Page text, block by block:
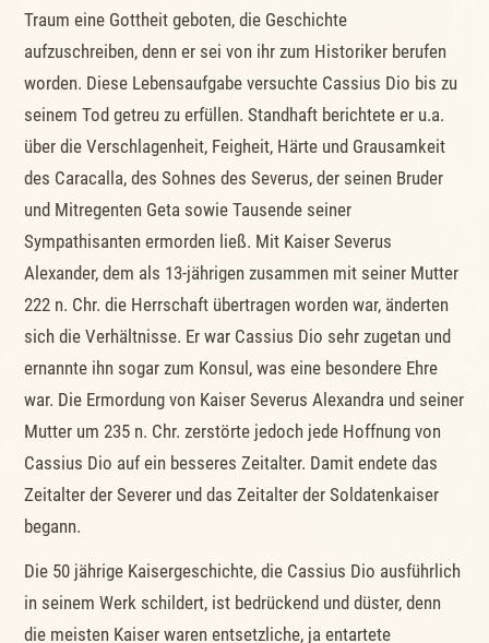
Traum eine Gottheit geboten, die Geschichte
aufzuschreiben, denn er sei von ihr zum Historiker berufen
worden. Diese Lebensaufgabe versuchte Cassius Dio bis zu
seinem Tod getreu zu erfüllen. Standhaft berichtete er u.a.
über die Verschlagenheit, Feigheit, Härte und Grausamkeit
des Caracalla, des Sohnes des Severus, der seinen Bruder
und Mitregenten Geta sowie Tausende seiner
Sympathisanten ermorden ließ. Mit Kaiser Severus
Alexander, dem als 13-jährigen zusammen mit seiner Mutter
222 n. Chr. die Herrschaft übertragen worden war, änderten
sich die Verhältnisse. Er war Cassius Dio sehr zugetan und
ernannte ihn sogar zum Konsul, was eine besondere Ehre
war. Die Ermordung von Kaiser Severus Alexandra und seiner
Mutter um 235 n. Chr. zerstörte jedoch jede Hoffnung von
Cassius Dio auf ein besseres Zeitalter. Damit endete das
Zeitalter der Severer und das Zeitalter der Soldatenkaiser
begann.
Die 50 jährige Kaisergeschichte, die Cassius Dio ausführlich
in seinem Werk schildert, ist bedrückend und düster, denn
die meisten Kaiser waren entsetzliche, ja entartete